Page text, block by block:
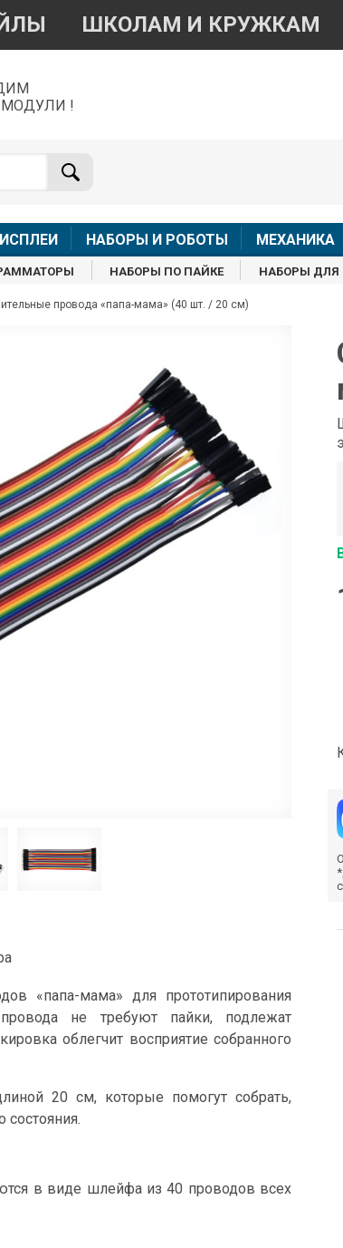
ШКОЛАМ И КРУЖКАМ
!
НАБОРЫ И РОБОТЫ МЕХАНИКА
НАБОРЫ ПО ПАЙКЕ НАБОРЫ
провода «папа-мама» (40 шт. / 20 см)
«папа-мама» для прототипирования
не требуют пайки, подлежат
облегчит восприятие собранного
20 см, которые помогут собрать,
состояния.
в виде шлейфа из 40 проводов всех
По вопросам приобретения товара
+7 968 454 17 38
звонки и аудио сообщения не обслуживаются
Менеджер
shop@iarduino.ru 8 (499)
Консультант
shop@iarduino.ru